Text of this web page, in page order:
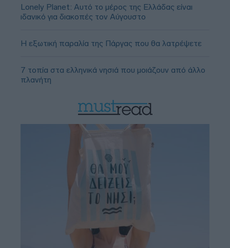
Lonely Planet: Αυτό το μέρος της Ελλάδας είναι
ιδανικό για διακοπές τον Αύγουστο
Η εξωτική παραλία της Πάργας που θα λατρέψετε
7 τοπία στα ελληνικά νησιά που μοιάζουν από άλλο
πλανήτη